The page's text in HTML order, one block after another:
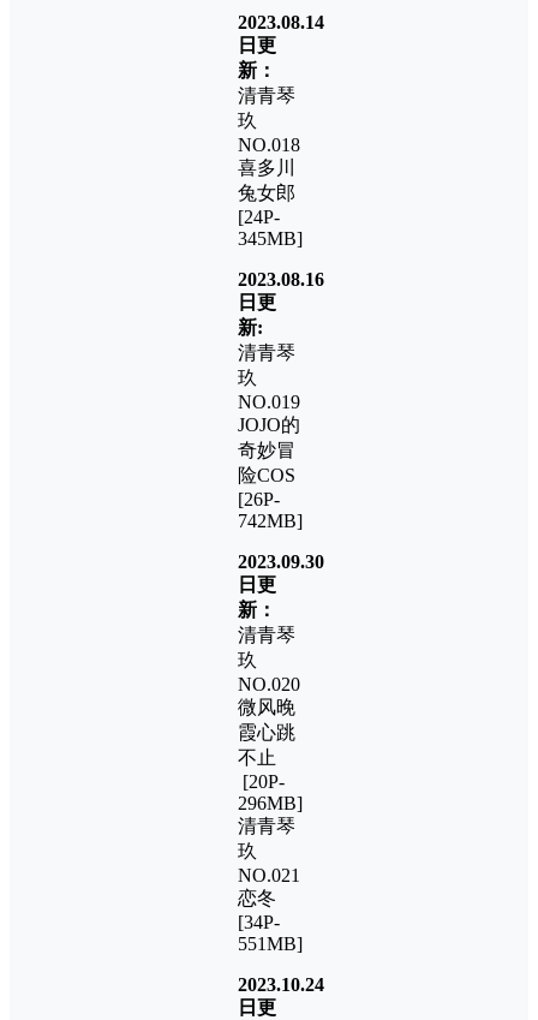
2023.08.14
日更
新：
清青琴
玖
NO.018
喜多川
兔女郎
[24P-
345MB]
2023.08.16
日更
新:
清青琴
玖
NO.019
JOJO的
奇妙冒
险COS
[26P-
742MB]
2023.09.30
日更
新：
清青琴
玖
NO.020
微风晚
霞心跳
不止
[20P-
296MB]
清青琴
玖
NO.021
恋冬
[34P-
551MB]
2023.10.24
日更